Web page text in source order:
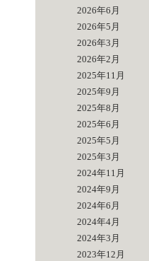
2026年6月
2026年5月
2026年3月
2026年2月
2025年11月
2025年9月
2025年8月
2025年6月
2025年5月
2025年3月
2024年11月
2024年9月
2024年6月
2024年4月
2024年3月
2023年12月